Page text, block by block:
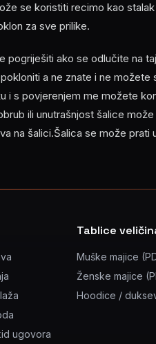
se koristiti recimo kao
za sve prilike.
pogriješiti ako se odlučite na
a ne znate i ne
i s povjerenjem me možete
ili unutrašnjost šalice
na šalici.Šalica se može
ugovora
Tablice
Muške majice
Ženske majice
Hoodice /